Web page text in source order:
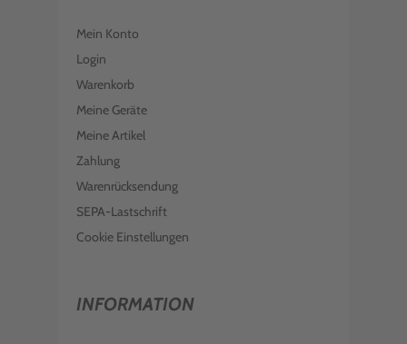
Mein Konto
Login
Warenkorb
Meine Geräte
Meine Artikel
Zahlung
Warenrücksendung
SEPA-Lastschrift
Cookie Einstellungen
INFORMATION